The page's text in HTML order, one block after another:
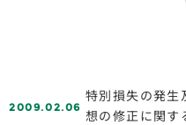
2009.02.06 特別損失の発生
想の修正に関す